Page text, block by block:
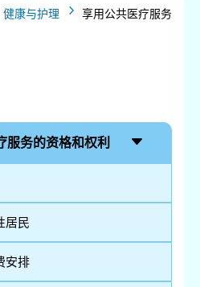
健康与护理 5
享用公共医疗服务
服务的资格和权利
居民
安排